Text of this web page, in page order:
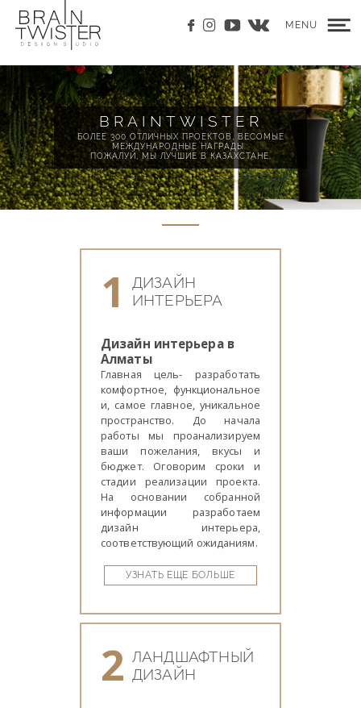
MENU
BRAINTWISTER
БОЛЕЕ 300 ОТЛИЧНЫХ ПРОЕКТОВ, ВЕСОМЫЕ
МЕЖДУНАРОДНЫЕ НАГРАДЫ.
ПОЖАЛУЙ, МЫ ЛУЧШИЕ В КАЗАХСТАНЕ.
1
ДИЗАЙН
ИНТЕРЬЕРА
Дизайн интерьера в
Алматы
Главная цель- разработать
комфортное, функциональное
и, самое главное, уникальное
пространство. До начала
работы мы проанализируем
ваши пожелания, вкусы и
бюджет. Оговорим сроки и
стадии реализации проекта.
На основании собранной
информации разработаем
дизайн интерьера,
соответствующий ожиданиям.
УЗНАТЬ ЕЩЕ БОЛЬШЕ
2 ЛАНДШАФТНЫЙ
ДИЗАЙН